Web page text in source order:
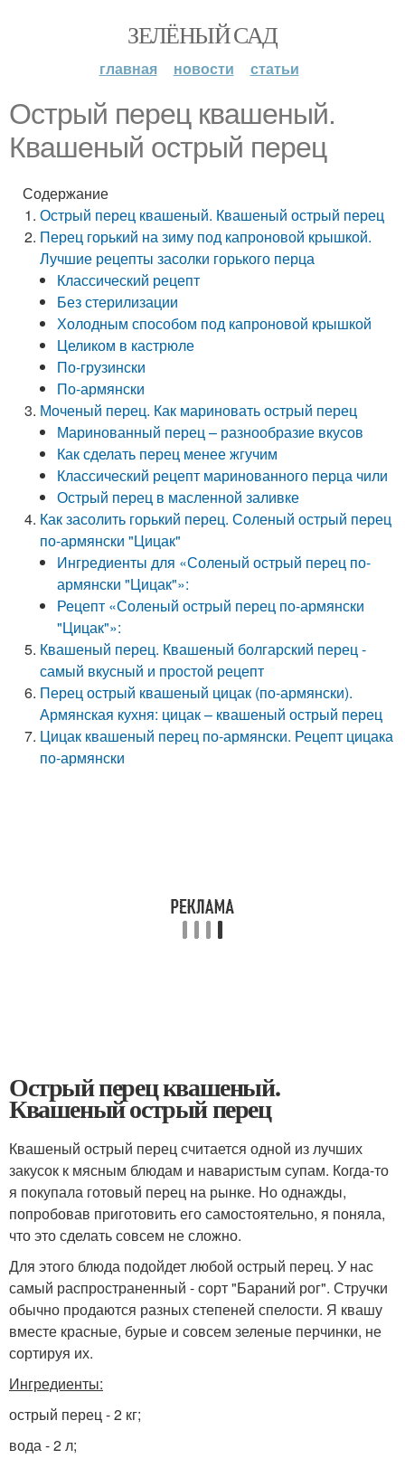
ЗЕЛЁНЫЙ САД
главная новости статьи
Острый перец квашеный.
Квашеный острый перец
Содержание
Острый перец квашеный. Квашеный острый перец
Перец горький на зиму под капроновой крышкой.
Лучшие рецепты засолки горького перца
Классический рецепт
Без стерилизации
Холодным способом под капроновой крышкой
Целиком в кастрюле
По-грузински
По-армянски
Моченый перец. Как мариновать острый перец
Маринованный перец – разнообразие вкусов
Как сделать перец менее жгучим
Классический рецепт маринованного перца чили
Острый перец в масленной заливке
Как засолить горький перец. Соленый острый перец
по-армянски "Цицак"
Ингредиенты для «Соленый острый перец по-
армянски "Цицак"»:
Рецепт «Соленый острый перец по-армянски
"Цицак"»:
Квашеный перец. Квашеный болгарский перец -
самый вкусный и простой рецепт
Перец острый квашеный цицак (по-армянски).
Армянская кухня: цицак – квашеный острый перец
Цицак квашеный перец по-армянски. Рецепт цицака
по-армянски
Острый перец квашеный.
Квашеный острый перец
Квашеный острый перец считается одной из лучших
закусок к мясным блюдам и наваристым супам. Когда-то
я покупала готовый перец на рынке. Но однажды,
попробовав приготовить его самостоятельно, я поняла,
что это сделать совсем не сложно.
Для этого блюда подойдет любой острый перец. У нас
самый распространенный - сорт "Бараний рог". Стручки
обычно продаются разных степеней спелости. Я квашу
вместе красные, бурые и совсем зеленые перчинки, не
сортируя их.
Ингредиенты:
острый перец - 2 кг;
вода - 2 л;